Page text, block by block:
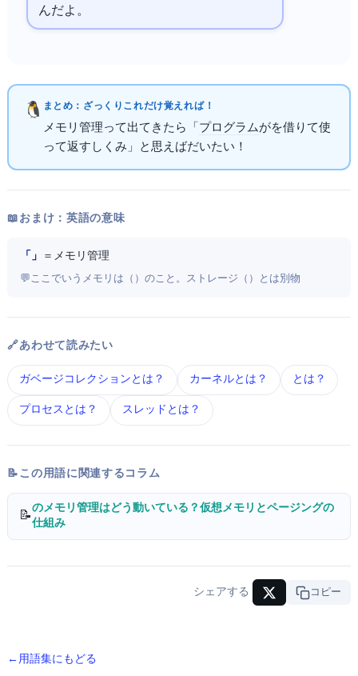
んだよ。
まとめ：ざっくりこれだけ覚えればOK！
メモリ管理って出てきたら「 プログラムがを借りて使
って返すしくみ」と思えばだいたいOK！
📖 おまけ：英語の意味
「Memory Management」 ＝ メモリ管理
💬 ここでいうメモリはRAM（Random Access Memory）のこと。ストレージ（HDD/SSD）とは別物
🔗 あわせて読みたい
ガベージコレクション とは？ カーネル とは？ OS とは？
プロセス とは？ スレッド とは？
📝 この用語に関連するコラム
📝
OSのメモリ管理はどう動いている？仮想メモリとページングの
仕組み
シェアする URLコピー
← 用語集にもどる